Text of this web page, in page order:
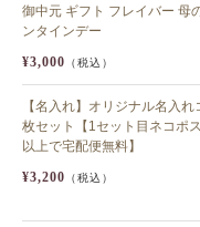
御中元 ギフト フレイバー 母
ンタインデー
¥3,000 （税込）
【名入れ】オリジナル名入
枚セット【1セット目ネコポ
以上で宅配便無料】
¥3,200 （税込）